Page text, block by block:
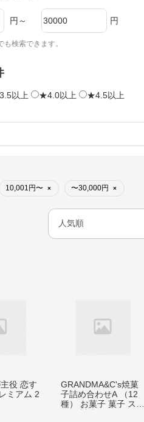
円～ 円
検索できます。
以上 ★4.0以上 ★4.5以上
10,001円〜 × 〜30,000円 ×
役 恋す
ミアム 2
GRANDMA&C's焼菓
子詰め合わせA （12
種） お菓子 菓子 スイ